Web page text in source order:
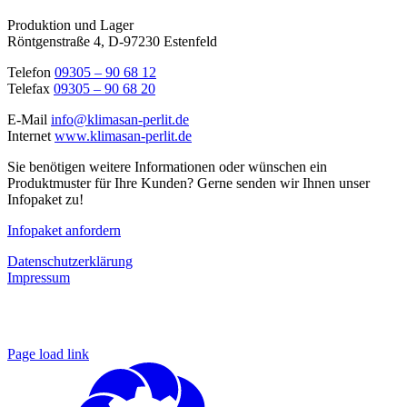
Produktion und Lager
Röntgenstraße 4, D-97230 Estenfeld
Telefon 09305 – 90 68 12
Telefax 09305 – 90 68 20
E-Mail info@klimasan-perlit.de
Internet www.klimasan-perlit.de
Sie benötigen weitere Informationen oder wünschen ein
Produktmuster für Ihre Kunden? Gerne senden wir Ihnen unser
Infopaket zu!
Infopaket anfordern
Datenschutzerklärung
Impressum
Page load link